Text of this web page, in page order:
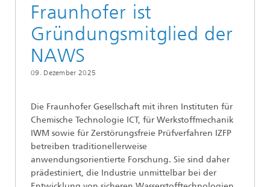
Fraunhofer ist
Gründungsmitglied der
NAWS
09. Dezember 2025
Die Fraunhofer Gesellschaft mit ihren Instituten für
Chemische Technologie ICT, für Werkstoffmechanik
IWM sowie für Zerstörungsfreie Prüfverfahren IZFP
betreiben traditionellerweise
anwendungsorientierte Forschung. Sie sind daher
prädestiniert, die Industrie unmittelbar bei der